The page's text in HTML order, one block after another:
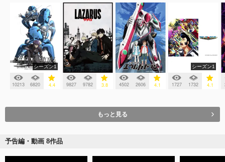
シーズン1
10213 6820 4.4 9827 9782 3.8 4502 2606 4.1
シーズン1
1727 1732 4.1
もっと見る
予告編・動画 8作品